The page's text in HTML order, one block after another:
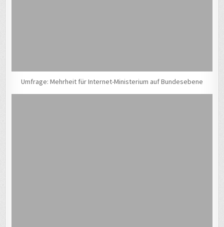
Umfrage: Mehrheit für Internet-Ministerium auf Bundesebene